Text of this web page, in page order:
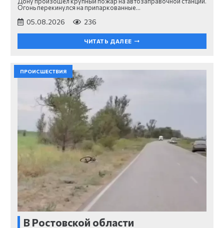
Огонь перекинулся на припаркованные…
05.08.2026 236
ЧИТАТЬ ДАЛЕЕ
ПРОИСШЕСТВИЯ
В Ростовской области